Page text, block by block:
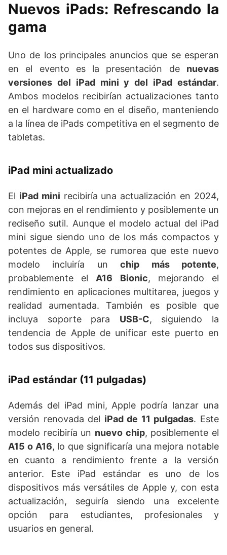
Nuevos iPads: Refrescando la
gama
Uno de los principales anuncios que se esperan
en el evento es la presentación de nuevas
versiones del iPad mini y del iPad estándar.
Ambos modelos recibirían actualizaciones tanto
en el hardware como en el diseño, manteniendo
a la línea de iPads competitiva en el segmento de
tabletas.
iPad mini actualizado
El iPad mini recibiría una actualización en 2024,
con mejoras en el rendimiento y posiblemente un
rediseño sutil. Aunque el modelo actual del iPad
mini sigue siendo uno de los más compactos y
potentes de Apple, se rumorea que este nuevo
modelo incluiría unchip más potente,
probablemente elA16 Bionic, mejorando el
rendimiento en aplicaciones multitarea, juegos y
realidad aumentada. También es posible que
incluya soporte para USB-C, siguiendo la
tendencia de Apple de unificar este puerto en
todos sus dispositivos.
iPad estándar (11 pulgadas)
Además del iPad mini, Apple podría lanzar una
versión renovada del iPad de 11 pulgadas. Este
modelo recibiría un nuevo chip, posiblemente el
A15 o A16, lo que significaría una mejora notable
en cuanto a rendimiento frente a la versión
anterior. Este iPad estándar es uno de los
dispositivos más versátiles de Apple y, con esta
actualización, seguiría siendo una excelente
opción para estudiantes, profesionales y
usuarios en general.